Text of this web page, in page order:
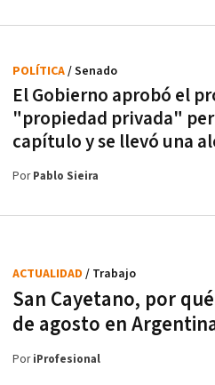
El Gobierno aprobó el
"propiedad privada"
capítulo y se llevó una
POLÍTICA/ Senado
PorPablo Sieira
San Cayetano, por
de agosto en
ACTUALIDAD / Trabajo
PoriProfesional